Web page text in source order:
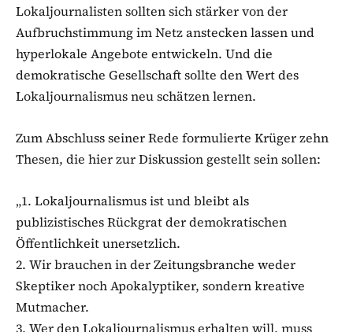
Lokaljournalisten sollten sich stärker von der
Aufbruchstimmung im Netz anstecken lassen und
hyperlokale Angebote entwickeln. Und die
demokratische Gesellschaft sollte den Wert des
Lokaljournalismus neu schätzen lernen.
Zum Abschluss seiner Rede formulierte Krüger zehn
Thesen, die hier zur Diskussion gestellt sein sollen:
„1. Lokaljournalismus ist und bleibt als
publizistisches Rückgrat der demokratischen
Öffentlichkeit unersetzlich.
2. Wir brauchen in der Zeitungsbranche weder
Skeptiker noch Apokalyptiker, sondern kreative
Mutmacher.
3. Wer den Lokaljournalismus erhalten will, muss